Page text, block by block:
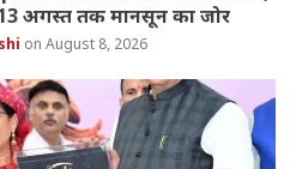
अगस्त तक मानसून का जोर
August 8, 2026